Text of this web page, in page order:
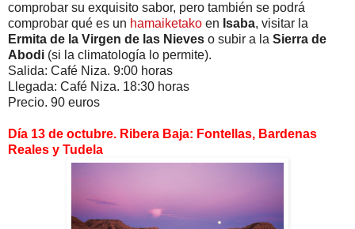
comprobar su exquisito sabor, pero también se podrá
comprobar qué es un hamaiketako en Isaba, visitar la
Ermita de la Virgen de las Nieves o subir a la Sierra de
Abodi (si la climatología lo permite).
Salida: Café Niza. 9:00 horas
Llegada: Café Niza. 18:30 horas
Precio. 90 euros
Día 13 de octubre. Ribera Baja: Fontellas, Bardenas
Reales y Tudela